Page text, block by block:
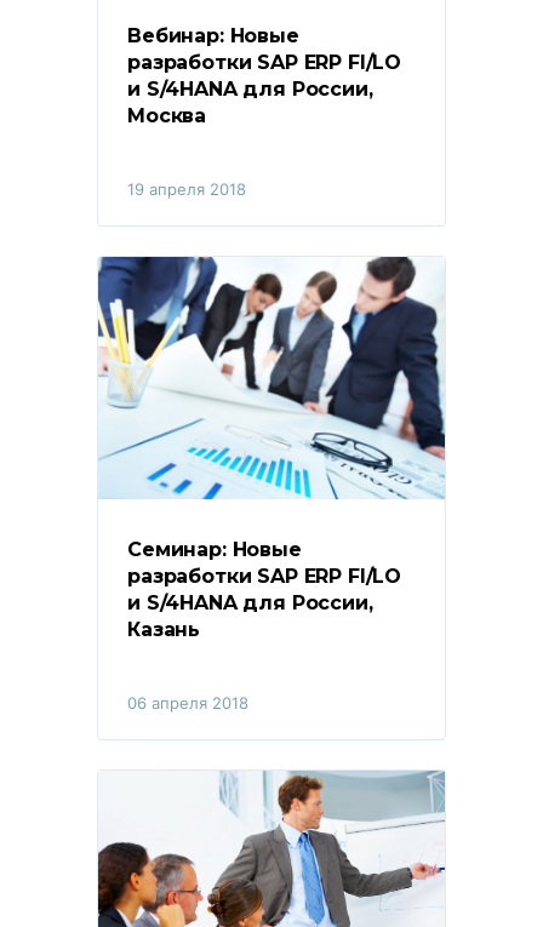
Вебинар: Новые
разработки SAP ERP FI/LO
и S/4HANA для России,
Москва
19 апреля 2018
Семинар: Новые
разработки SAP ERP FI/LO
и S/4HANA для России,
Казань
06 апреля 2018